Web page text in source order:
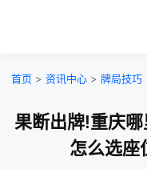
首页 > 资讯中心 > 牌局技巧
果断出牌!重庆
怎么选座